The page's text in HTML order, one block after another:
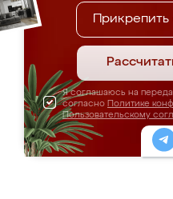
Я соглашаюсь на
согласно Политике
Пользовательскому